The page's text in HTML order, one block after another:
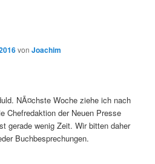
vonJoachim
NÃ¤chste Woche ziehe ich nach
Chefredaktion der Neuen Presse
gerade wenig Zeit. Wir bitten daher
Buchbesprechungen.